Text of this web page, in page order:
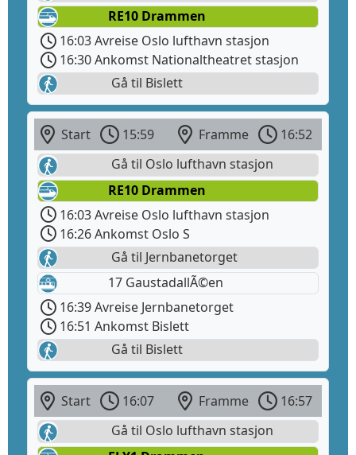
RE10 Drammen
16:03 Avreise Oslo lufthavn stasjon
16:30 Ankomst Nationaltheatret stasjon
Gå til Bislett
Start 15:59 Framme
16:52
Gå til Oslo lufthavn stasjon
RE10 Drammen
16:03 Avreise Oslo lufthavn stasjon
16:26 Ankomst Oslo S
Gå til Jernbanetorget
17 GaustadallÃ©en
16:39 Avreise Jernbanetorget
16:51 Ankomst Bislett
Gå til Bislett
Start 16:07 Framme
16:57
Gå til Oslo lufthavn stasjon